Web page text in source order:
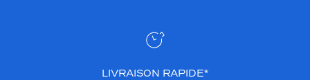
LIVRAISON RAPIDE*